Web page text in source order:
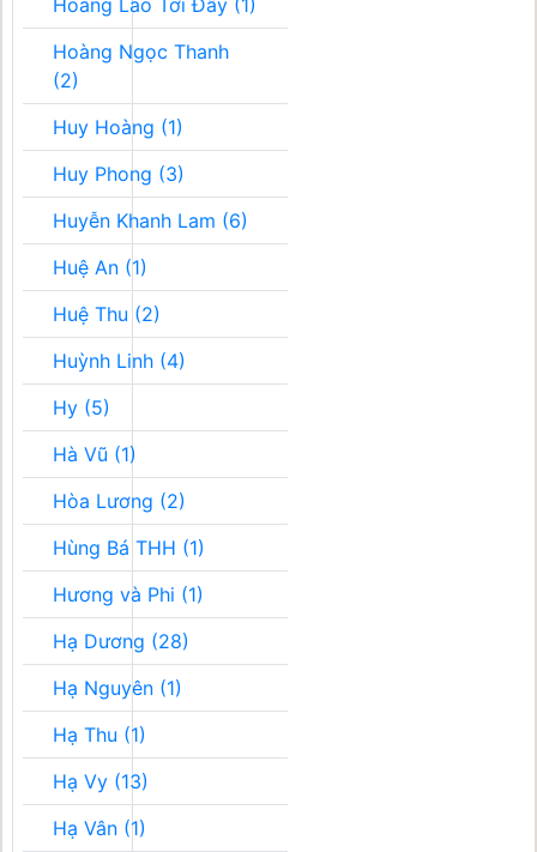
Hoàng Lão Tới Đây (1)
Hoàng Ngọc Thanh
(2)
Huy Hoàng (1)
Huy Phong (3)
Huyễn Khanh Lam (6)
Huệ An (1)
Huệ Thu (2)
Huỳnh Linh (4)
Hy (5)
Hà Vũ (1)
Hòa Lương (2)
Hùng Bá THH (1)
Hương và Phi (1)
Hạ Dương (28)
Hạ Nguyên (1)
Hạ Thu (1)
Hạ Vy (13)
Hạ Vân (1)